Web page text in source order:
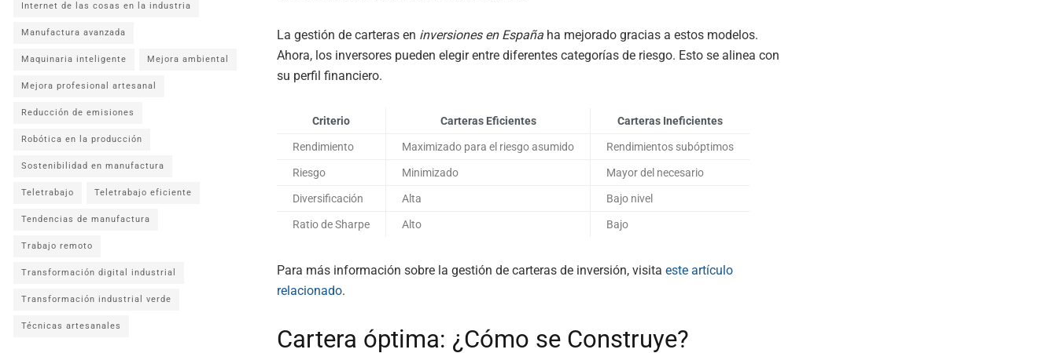
La gestión de carteras en inversiones en España ha mejorado gracias a estos modelos.
Ahora, los inversores pueden elegir entre diferentes categorías de riesgo. Esto se alinea con
su perfil financiero.
Criterio Carteras Eficientes Carteras Ineficientes
Rendimiento Maximizado para el riesgo asumido Rendimientos subóptimos
Riesgo Minimizado Mayor del necesario
Diversificación Alta Bajo nivel
Ratio de Sharpe Alto Bajo
Para más información sobre la gestión de carteras de inversión, visita este artículo
relacionado.
Cartera óptima: ¿Cómo se Construye?
Internet de las cosas en la industria
Manufactura avanzada
Maquinaria inteligente Mejora ambiental
Mejora profesional artesanal
Reducción de emisiones
Robótica en la producción
Sostenibilidad en manufactura
Teletrabajo Teletrabajo eficiente
Tendencias de manufactura
Trabajo remoto
Transformación digital industrial
Transformación industrial verde
Técnicas artesanales